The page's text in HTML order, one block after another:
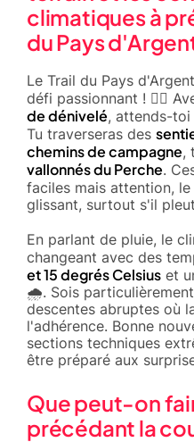
climatiques à
du Pays
Le Trail du Pays
défi passionnant ! 🏃‍♂️
de dénivelé, attends-toi
Tu traverseras des
chemins de campagne,
vallonnés du Perche.
faciles mais attention, le
glissant, surtout s'il
En parlant de pluie, le
changeant avec des
et 15 degrés Celsius et
🌧️. Sois
descentes abruptes où
l'adhérence. Bonne
sections techniques
être préparé aux
Que peut-on
précédant la